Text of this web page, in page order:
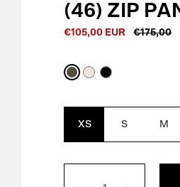
(46) ZIP
€105,00 EUR €175,00
ArmyOff Black
XS S M